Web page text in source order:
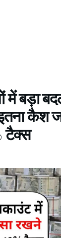
में बड़ा
कैश
टैक्स